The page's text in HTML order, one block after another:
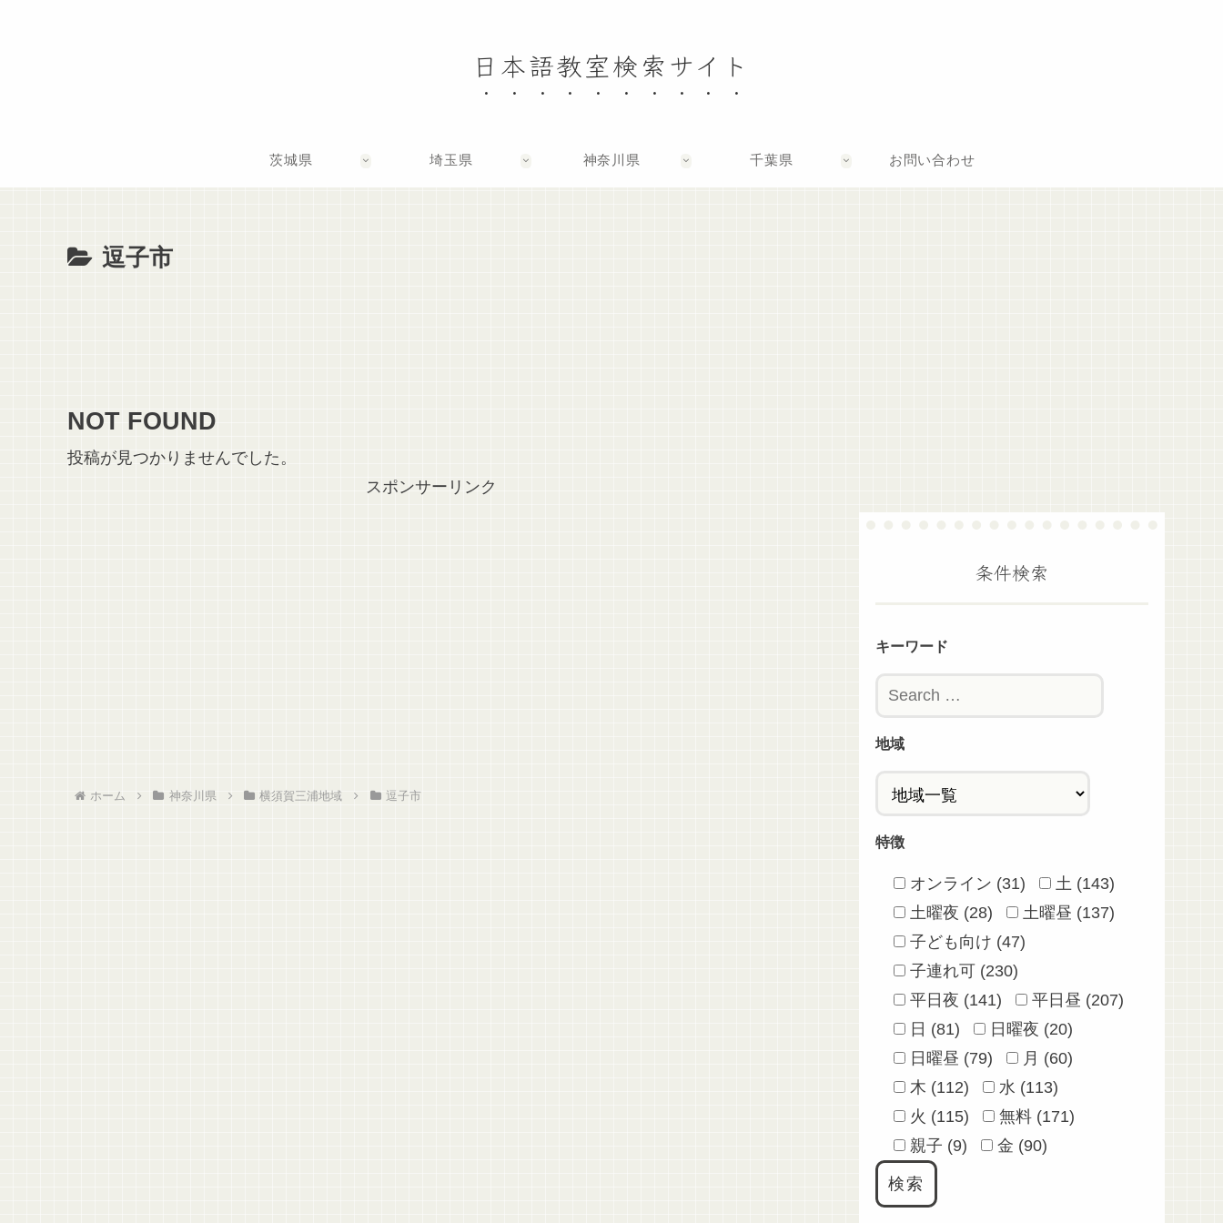
日本語教室検索サイト
茨城県 埼玉県 神奈川県 千葉県 お問い合わせ
逗子市
NOT FOUND
投稿が見つかりませんでした。
スポンサーリンク
ホーム 神奈川県 横須賀三浦地域 逗子市
条件検索
キーワード
地域
特徴
オンライン (31)
土 (143)
土曜夜 (28)
土曜昼 (137)
子ども向け (47)
子連れ可 (230)
平日夜 (141)
平日昼 (207)
日 (81)
日曜夜 (20)
日曜昼 (79)
月 (60)
木 (112)
水 (113)
火 (115)
無料 (171)
親子 (9)
金 (90)